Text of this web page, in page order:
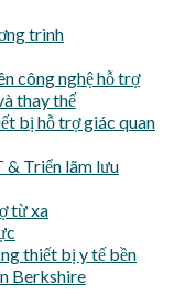
trình
công nghệ hỗ trợ
thay thế
bị hỗ trợ giác quan
& Triển lãm lưu
từ xa
thiết bị y tế bền
Berkshire